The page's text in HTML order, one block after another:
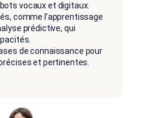
vocaux et digitaux.
comme l’apprentissage
prédictive, qui
de connaissance pour
et pertinentes.